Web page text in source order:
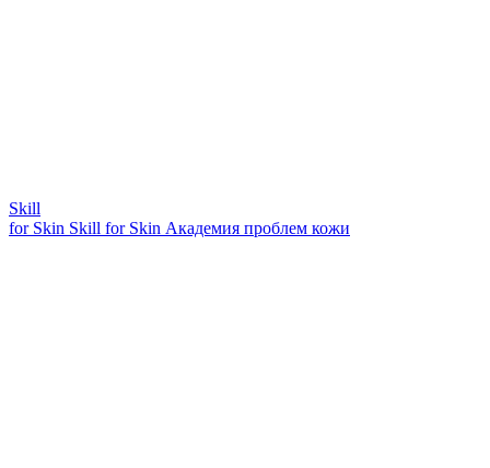
Skill
for Skin Skill for Skin Академия проблем кожи